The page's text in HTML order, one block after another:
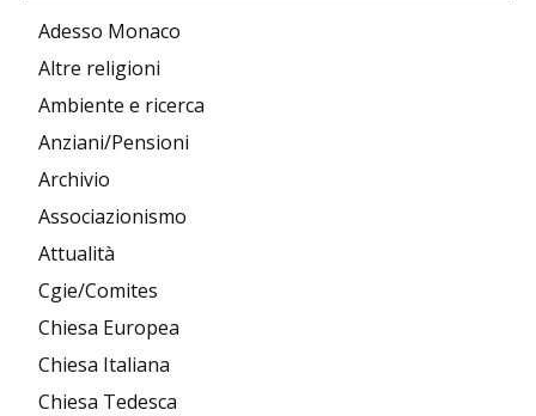
Adesso Monaco
Altre religioni
Ambiente e ricerca
Anziani/Pensioni
Archivio
Associazionismo
Attualità
Cgie/Comites
Chiesa Europea
Chiesa Italiana
Chiesa Tedesca